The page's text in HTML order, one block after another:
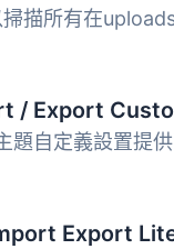
Export